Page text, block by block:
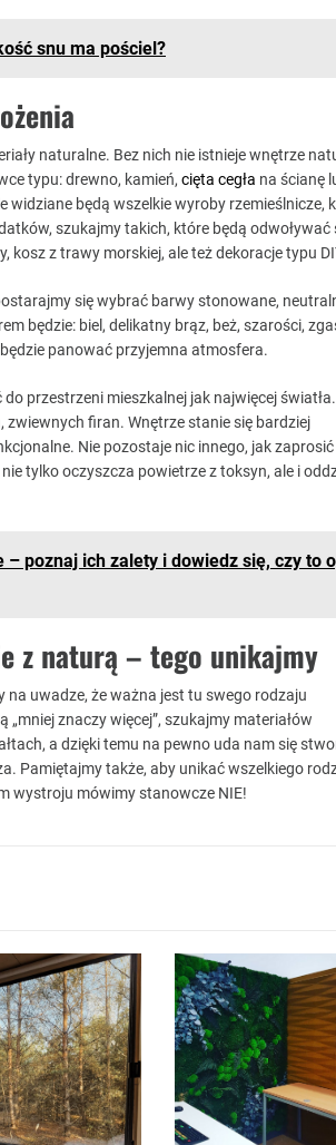
snu ma pościel?
naturalne. Bez nich nie istnieje wnętrze
typu: drewno, kamień, cięta cegła na ścianę
widziane będą wszelkie wyroby rzemieślnicze,
szukajmy takich, które będą odwoływać
kosz z trawy morskiej, ale też dekoracje typu
się wybrać barwy stonowane,
będzie: biel, delikatny brąz, beż, szarości,
panować przyjemna atmosfera.
przestrzeni mieszkalnej jak najwięcej światła.
zwiewnych firan. Wnętrze stanie się bardziej
Nie pozostaje nic innego, jak
tylko oczyszcza powietrze z toksyn, ale i
– poznaj ich zalety i dowiedz się, czy to
z naturą – tego unikajmy
uwadze, że ważna jest tu swego rodzaju
znaczy więcej”, szukajmy materiałów
a dzięki temu na pewno uda nam się
Pamiętajmy także, aby unikać wszelkiego
wystroju mówimy stanowcze NIE!